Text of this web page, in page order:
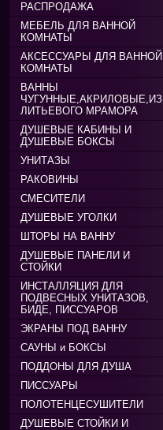
РАСПРОДАЖА
МЕБЕЛЬ ДЛЯ ВАННОЙ
КОМНАТЫ
АКСЕССУАРЫ ДЛЯ ВАННОЙ
КОМНАТЫ
ВАННЫ
ЧУГУННЫЕ,АКРИЛОВЫЕ,ИЗ
ЛИТЬЕВОГО МРАМОРА
ДУШЕВЫЕ КАБИНЫ И
ДУШЕВЫЕ БОКСЫ
УНИТАЗЫ
РАКОВИНЫ
СМЕСИТЕЛИ
ДУШЕВЫЕ УГОЛКИ
ШТОРЫ НА ВАННУ
ДУШЕВЫЕ ПАНЕЛИ И
СТОЙКИ
ИНСТАЛЛЯЦИЯ ДЛЯ
ПОДВЕСНЫХ УНИТАЗОВ,
БИДЕ, ПИССУАРОВ
ЭКРАНЫ ПОД ВАННУ
САУНЫ и БОКСЫ
ПОДДОНЫ ДЛЯ ДУША
ПИССУАРЫ
ПОЛОТЕНЦЕСУШИТЕЛИ
ДУШЕВЫЕ СТОЙКИ И